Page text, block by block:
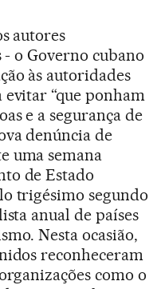
autores
o Governo cubano
às autoridades
evitar “que ponham
e a segurança de
denúncia de
uma semana
de Estado
trigésimo segundo
anual de países
Nesta ocasião,
reconheceram
como o